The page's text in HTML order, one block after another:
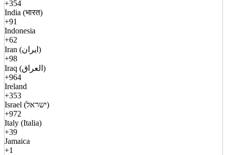
+354
India (भारत)
+91
Indonesia
+62
Iran (ایران)
+98
Iraq (العراق)
+964
Ireland
+353
Israel (ישראל)
+972
Italy (Italia)
+39
Jamaica
+1